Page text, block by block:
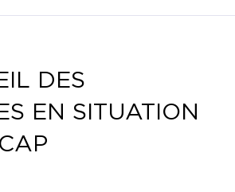
DES
EN SITUATION